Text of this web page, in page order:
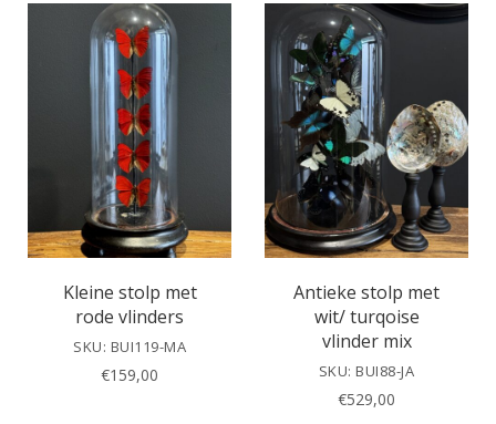
Kleine stolp met
rode vlinders
SKU: BUI119-MA
€159,00
Antieke stolp met
wit/ turqoise
vlinder mix
SKU: BUI88-JA
€529,00